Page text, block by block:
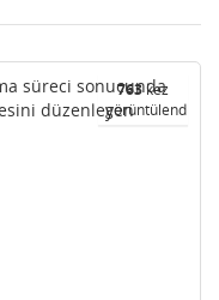
763kez
görüntülendi
süreci sonucunda
düzenleyen